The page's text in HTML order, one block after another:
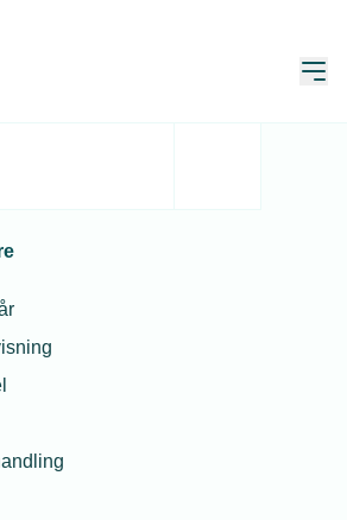
hos
Larsen, indehaver af MULTI
electric ApS, fylder 60 år den
Fødselsdagen fejres med en